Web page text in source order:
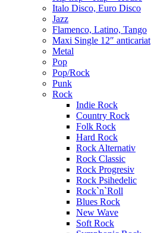
Italo Disco, Euro Disco
Jazz
Flamenco, Latino, Tango
Maxi Single 12″ anticariat
Metal
Pop
Pop/Rock
Punk
Rock
Indie Rock
Country Rock
Folk Rock
Hard Rock
Rock Alternativ
Rock Classic
Rock Progresiv
Rock Psihedelic
Rock`n`Roll
Blues Rock
New Wave
Soft Rock